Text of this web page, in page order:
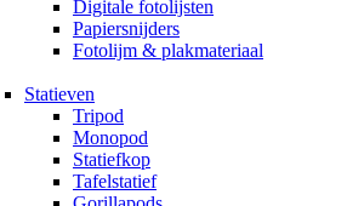
Digitale fotolijsten
Papiersnijders
Fotolijm & plakmateriaal
Statieven
Tripod
Monopod
Statiefkop
Tafelstatief